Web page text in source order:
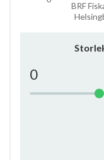
BRF
0